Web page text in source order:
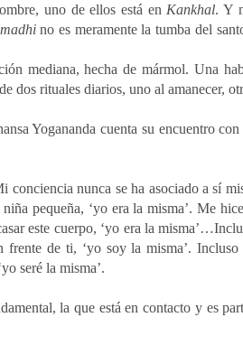
uno de ellos está en Kankhal. Y
no es meramente la tumba del
mediana, hecha de mármol. Una
dos rituales diarios, uno al amanecer,
Yogananda cuenta su encuentro
conciencia nunca se ha asociado a sí
pequeña, ‘yo era la misma’. Me
este cuerpo, ‘yo era la
frente de ti, ‘yo soy la misma’.
seré la misma’.
la que está en contacto y es